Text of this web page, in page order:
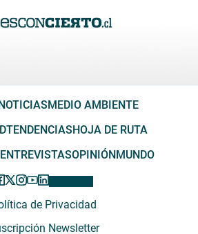
MEDIO AMBIENTE
TENDENCIASHOJA DE RUTA
ENTREVISTASOPINIÓNMUNDO
de Privacidad
Newsletter